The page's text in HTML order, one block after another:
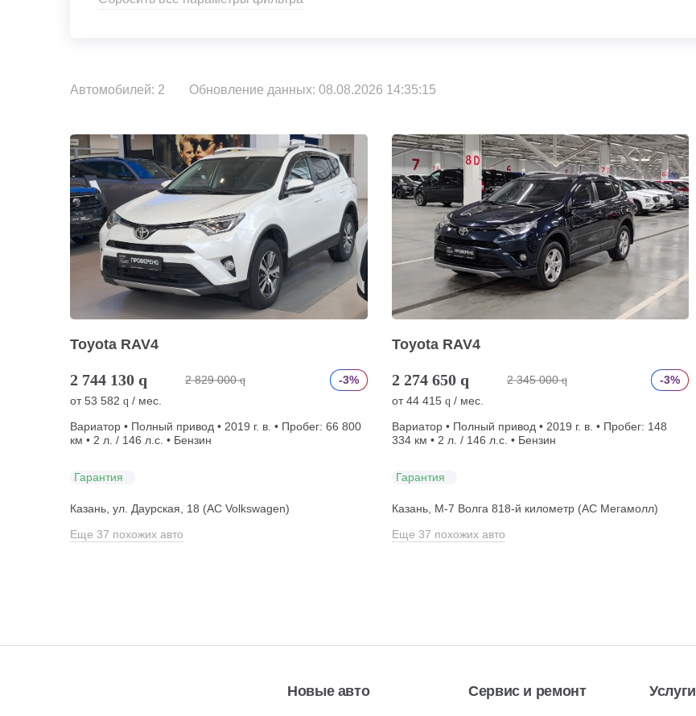
Автомобилей: 2 Обновление данных: 08.08.2026 14:35:15
Toyota RAV4
2 744 130 q 2 829 000 q
-3%
от53 582 q / мес.
Вариатор • Полный привод • 2019 г. в. • Пробег: 66 800
км • 2 л. / 146 л.с. • Бензин
Гарантия
Казань, ул. Даурская, 18 (АС Volkswagen)
Еще 37 похожих авто
Toyota RAV4
2 274 650 q 2 345 000 q
-3%
от44 415 q / мес.
Вариатор • Полный привод • 2019 г. в. • Пробег: 148
334 км • 2 л. / 146 л.с. • Бензин
Гарантия
Казань, М-7 Волга 818-й километр (АС Мегамолл)
Еще 37 похожих авто
Новые авто Сервис и ремонт Услуги